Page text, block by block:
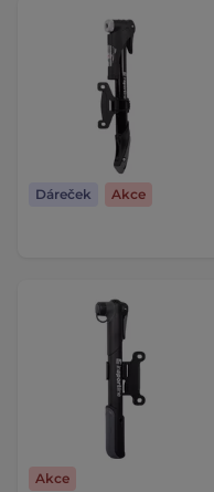
Dáreček Akce
Akce